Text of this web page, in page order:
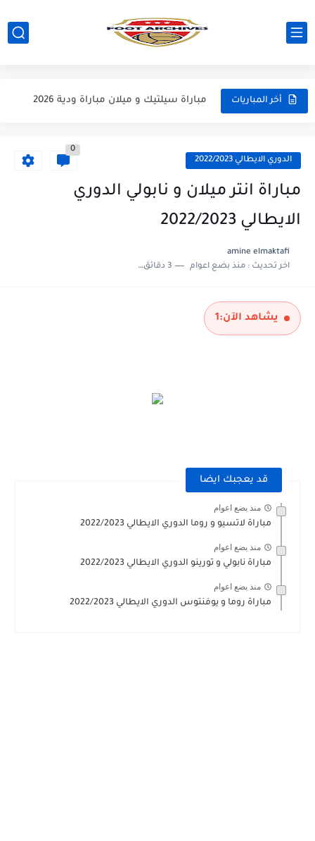
أخر المباريات
مباراة برشلونة و بيرمنغهام مباراة ودية 2026
مباراة سيلتيك و ميلان مباراة ودية 2026
الدوري الايطالي 2022/2023
0
مباراة انتر ميلان و نابولي الدوري
الايطالي 2022/2023
amine elmaktafi
اخر تحديث :منذ بضع اعوام 3 دقائق للقراءة
يشاهد الآن:1
قد يعجبك ايضا
منذ بضع اعوام
مباراة لاتسيو و روما الدوري الايطالي 2022/2023
منذ بضع اعوام
مباراة نابولي و تورينو الدوري الايطالي 2022/2023
منذ بضع اعوام
مباراة روما و يوفنتوس الدوري الايطالي 2022/2023